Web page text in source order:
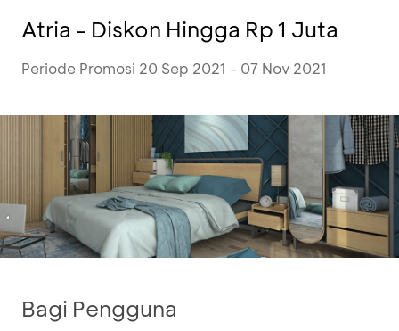
Atria - Diskon Hingga Rp 1 Juta
Periode Promosi 20 Sep 2021 - 07 Nov 2021
Bagi Pengguna